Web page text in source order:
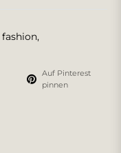
,
Auf Pinterest
pinnen